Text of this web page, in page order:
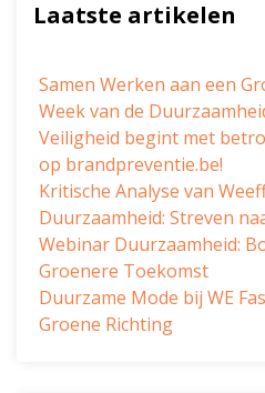
Laatste artikelen
Samen Werken aan een
Week van de
Veiligheid begint met
op brandpreventie.be!
Kritische Analyse van
Duurzaamheid: Streven
Webinar Duurzaamheid:
Groenere Toekomst
Duurzame Mode bij WE
Groene Richting